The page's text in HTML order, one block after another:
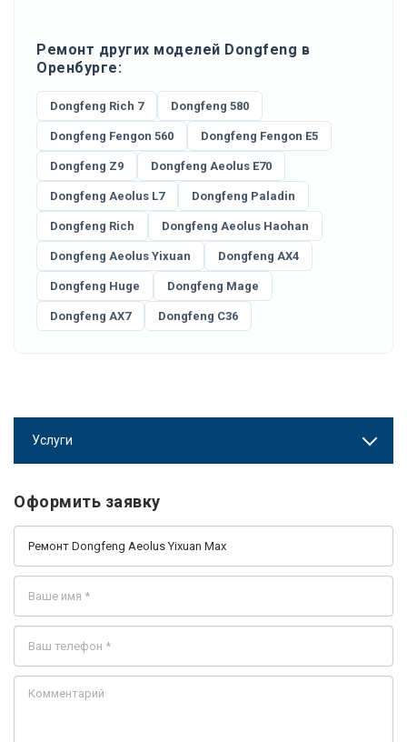
Ремонт других моделей Dongfeng в
Оренбурге:
Dongfeng Rich 7 Dongfeng 580
Dongfeng Fengon 560 Dongfeng Fengon E5
Dongfeng Z9 Dongfeng Aeolus E70
Dongfeng Aeolus L7 Dongfeng Paladin
Dongfeng Rich Dongfeng Aeolus Haohan
Dongfeng Aeolus Yixuan Dongfeng AX4
Dongfeng Huge Dongfeng Mage
Dongfeng AX7 Dongfeng C36
Услуги
Оформить заявку